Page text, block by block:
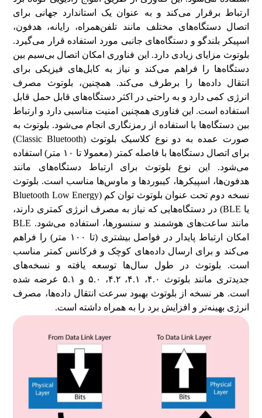
ارتباط برقرار می‌کند و به عنوان یک استاندارد جهانی برای
اتصال دستگاه‌های مختلف مانند تلفن‌همراه، رایانه، هدفون،
اسپیکر بلندگو و دستگاه‌های جانبی مورد استفاده قرار می‌گیرد.
بلوتوث مزایای زیادی دارد. این فناوری امکان اتصال بی‌سیم بین
دستگاه‌ها را فراهم می‌کند و نیاز به کابل‌های فیزیکی برای
انتقال داده‌ها را برطرف می‌کند. همچنین، بلوتوث مصرف
انرژی کمی دارد و به راحتی در اکثر دستگاه‌های قابل حمل قابل
استفاده است. این فناوری همچنین امنیت مناسبی دارد و ارتباط
بین دستگاه‌ها با استفاده از رمزنگاری انجام می‌شود. بلوتوث به
صورت عمده به دو نوع کلاسیک بلوتوث (Classic Bluetooth)
برای اتصال دستگاه‌ها با فاصله کمتر (معمولا تا ۱۰ متر) استفاده
می‌شود. این نوع بلوتوث برای ارتباط دستگاه‌های مانند
هدفون‌ها، اسپیکرها، کیبوردها و ماوس‌ها مناسب است. بلوتوث
نسخه دوم تحت عنوان بلوتوث توان کم (Bluetooth Low Energy
یا BLE) در دستگاه‌هایی که نیاز به مصرف انرژی کمتری دارند،
مانند ساعت‌های هوشمند و سنسورها، استفاده می‌شود. BLE
امکان ارتباط پایدار در فواصل بیشتری (تا ۱۰۰ متر) را فراهم
می‌کند و برای ارسال داده‌های کوچک و فرکانس کمتر مناسب
است. بلوتوث در طول سال‌ها توسعه یافته و نسخه‌های
جدیدتری مانند بلوتوث ۴.۰، ۴.۱، ۴.۲، ۵.۰ و ۵.۱ عرضه شده
است. هر نسخه از بلوتوث بهبود سرعت انتقال داده‌ها، مصرف
انرژی بهینه‌تر و افزایش برد را به همراه داشته است.